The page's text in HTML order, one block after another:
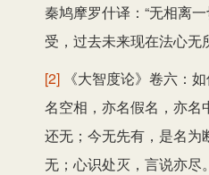
秦鸠摩罗什译：“无相离
受，过去未来现在法心无
[2] 《大智度论》卷六：
名空相，亦名假名，亦名
还无；今无先有，是名为
无；心识处灭，言说亦尽